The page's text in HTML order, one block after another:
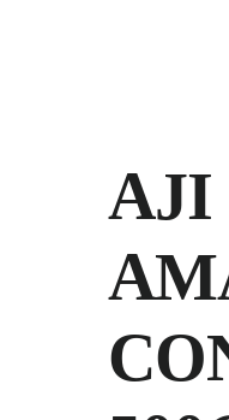
AJI